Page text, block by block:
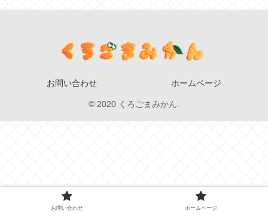
お問い合わせ ホームページ
© 2020 くろごまみかん.
お問い合わせ ホームページ